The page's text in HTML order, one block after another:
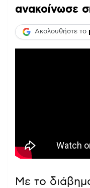
ανακοίνωσε
Ακολουθήστε το
Με το